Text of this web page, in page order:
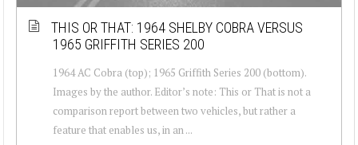
THIS OR THAT: 1964 SHELBY COBRA VERSUS
1965 GRIFFITH SERIES 200
1964 AC Cobra (top); 1965 Griffith Series 200 (bottom).
Images by the author. Editor’s note: This or That is not a
comparison report between two vehicles, but rather a
feature that enables us, in an ...